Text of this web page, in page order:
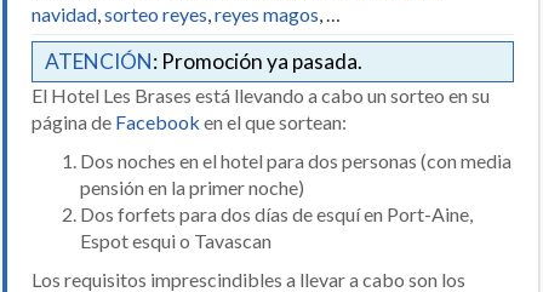
navidad,sorteo reyes,reyes magos, …
ATENCIÓN: Promoción ya pasada.
El Hotel Les Brases está llevando a cabo un sorteo en su
página de Facebook en el que sortean:
Dos noches en el hotel para dos personas (con media
pensión en la primer noche)
Dos forfets para dos días de esquí en Port-Aine,
Espot esqui o Tavascan
Los requisitos imprescindibles a llevar a cabo son los